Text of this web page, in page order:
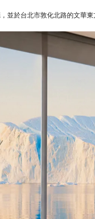
於台北市敦化北路的文華東